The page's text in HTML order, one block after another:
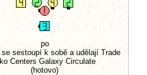
po
sestoupí k sobě a udělají Trade
Centers Galaxy Circulate
(hotovo)